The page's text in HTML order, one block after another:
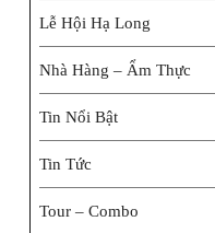
Lễ Hội Hạ Long
Nhà Hàng – Ẩm Thực
Tin Nổi Bật
Tin Tức
Tour – Combo